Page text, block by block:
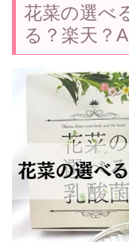
花菜の選べ
る？楽天？